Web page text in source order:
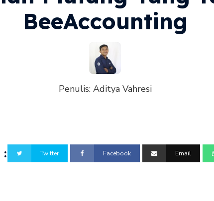
BeeAccounting
Penulis: Aditya Vahresi
: Twitter Facebook Email